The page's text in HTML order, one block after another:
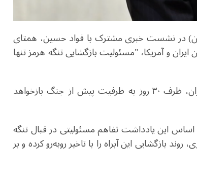
وزیر امور خارجه ایران، روز یکشنبه ۷ تیر (۲۸ ژوئن) در نشست خبری مشترک با فواد حسین، همتای
و آمریکا، "مسئولیت بازگشایی تنگه هرمز تنها
عراقچی افزود این آبراه پس از رفع موانع و تحت مدیریت ایران، ظرف ۳۰ روز به ظرفیت پیش از جنگ بازخواهد
اساس این یادداشت تفاهم مسئولیتی در قبال تنگه
بازگشایی این آبراه را با تاخیر روبه‌رو کرده و بر